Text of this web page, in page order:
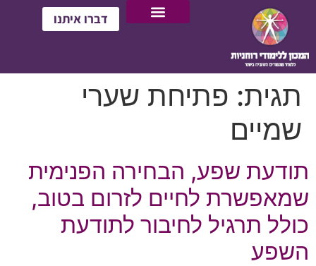
דברו איתנו
תגית: פתיחת שערי
שמיים
תודעת שפע, הבחירה הפנימית
שמאפשרת לחיים לזרום בטוב,
כולל תרגיל לחיבור לתודעת
השפע